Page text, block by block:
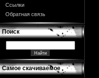
Ссылки
Обратная связь
Поиск
Самое скачиваемое